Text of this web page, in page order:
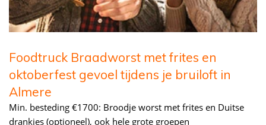
Foodtruck Braadworst met frites en
oktoberfest gevoel tijdens je bruiloft in
Almere
Min. besteding €1700: Broodje worst met frites en Duitse
drankjes (optioneel), ook hele grote groepen